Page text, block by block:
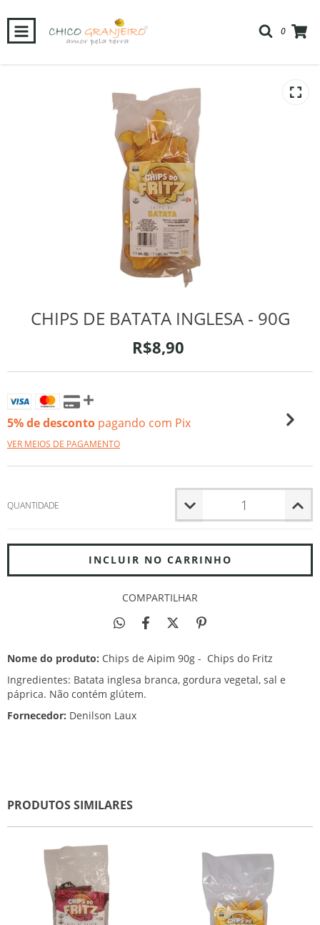
0
CHIPS DE BATATA INGLESA - 90G
R$8,90
5% de desconto pagando com Pix
VER MEIOS DE PAGAMENTO
QUANTIDADE
COMPARTILHAR
Nome do produto: Chips de Aipim 90g - Chips do Fritz
Ingredientes: Batata inglesa branca, gordura vegetal, sal e
páprica. Não contém glútem.
Fornecedor: Denilson Laux
PRODUTOS SIMILARES